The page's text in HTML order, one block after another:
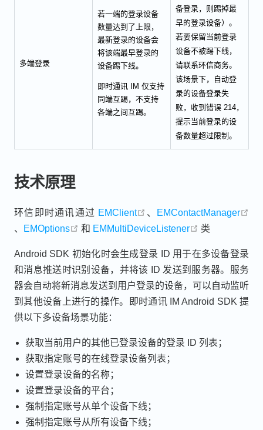
备登录，则踢掉最
早的登录设备）。
若要保留当前登录
设备不被踢下线，
请联系环信商务。
该场景下，自动登
录的设备登录失
败，收到错误 214，
提示当前登录的设
备数量超过限制。
多端登录
若一端的登录设备
数量达到了上限，
最新登录的设备会
将该端最早登录的
设备踢下线。
即时通讯 IM 仅支持
同端互踢，不支持
各端之间互踢。
技术原理
环信即时通讯通过 EMClient open in new window
、
EMContactManager
open in new window
、 EMOptions open in new window
和 EMMultiDeviceListener open in new
类
Android SDK 初始化时会生成登录 ID 用于在多设备登录
和消息推送时识别设备，并将该 ID 发送到服务器。服务
器会自动将新消息发送到用户登录的设备，可以自动监听
到其他设备上进行的操作。即时通讯 IM Android SDK 提
供以下多设备场景功能：
获取当前用户的其他已登录设备的登录 ID 列表；
获取指定账号的在线登录设备列表；
设置登录设备的名称；
设置登录设备的平台；
强制指定账号从单个设备下线；
强制指定账号从所有设备下线；